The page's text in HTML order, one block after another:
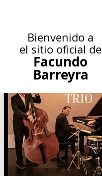
Bienvenido a
el sitio oficial de
Facundo
Barreyra